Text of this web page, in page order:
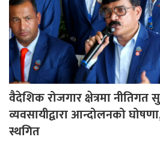
वैदेशिक रोजगार क्षेत्रमा नीतिगत
व्यवसायीद्वारा आन्दोलनको
स्थगित